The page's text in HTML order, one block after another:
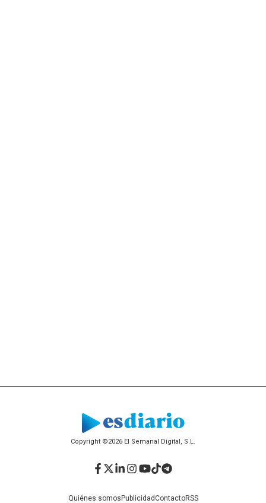
Copyright ©2026 El Semanal Digital, S.L.
Quiénes somosPublicidadContactoRSS
Facebook
Twitter
LinkedIn
Instagram
YouTube
TikTok
Telegram